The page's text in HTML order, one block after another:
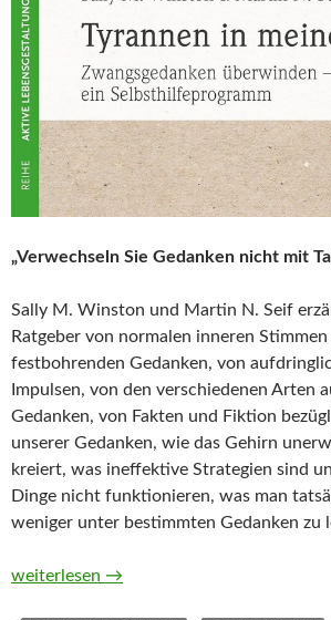
„Verwechseln Sie Gedanken nicht mit
Sally M. Winston und Martin N. Seif
Ratgeber von normalen inneren
festbohrenden Gedanken, von
Impulsen, von den verschiedenen Arten
Gedanken, von Fakten und Fiktion
unserer Gedanken, wie das Gehirn
kreiert, was ineffektive Strategien sind
Dinge nicht funktionieren, was man
weniger unter bestimmten Gedanken zu
Tyrannen in meinem Kopf.
weiterlesen →